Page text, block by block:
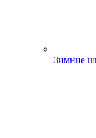
Зимние